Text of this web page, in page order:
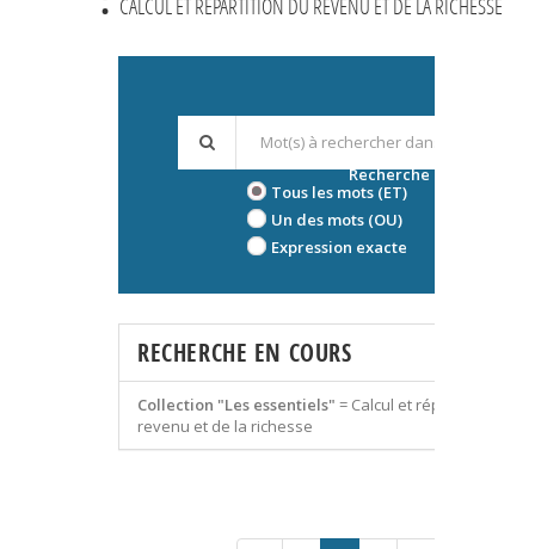
Tous les mots (ET)
Un des mots (OU)
Expression exacte
Recherche avancée
RECHERCHE EN COURS
Collection "Les essentiels" = Calcul et répartition du
revenu et de la richesse